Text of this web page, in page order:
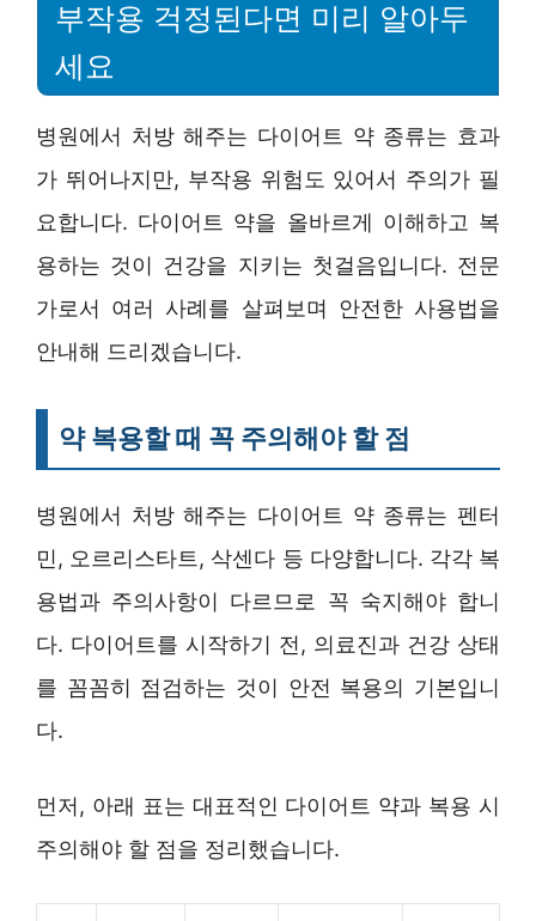
부작용 걱정된다면 미리 알아두
세요
병원에서 처방 해주는 다이어트 약 종류는 효과
가 뛰어나지만, 부작용 위험도 있어서 주의가 필
요합니다. 다이어트 약을 올바르게 이해하고 복
용하는 것이 건강을 지키는 첫걸음입니다. 전문
가로서 여러 사례를 살펴보며 안전한 사용법을
안내해 드리겠습니다.
약 복용할 때 꼭 주의해야 할 점
병원에서 처방 해주는 다이어트 약 종류는 펜터
민, 오르리스타트, 삭센다 등 다양합니다. 각각 복
용법과 주의사항이 다르므로 꼭 숙지해야 합니
다. 다이어트를 시작하기 전, 의료진과 건강 상태
를 꼼꼼히 점검하는 것이 안전 복용의 기본입니
다.
먼저, 아래 표는 대표적인 다이어트 약과 복용 시
주의해야 할 점을 정리했습니다.